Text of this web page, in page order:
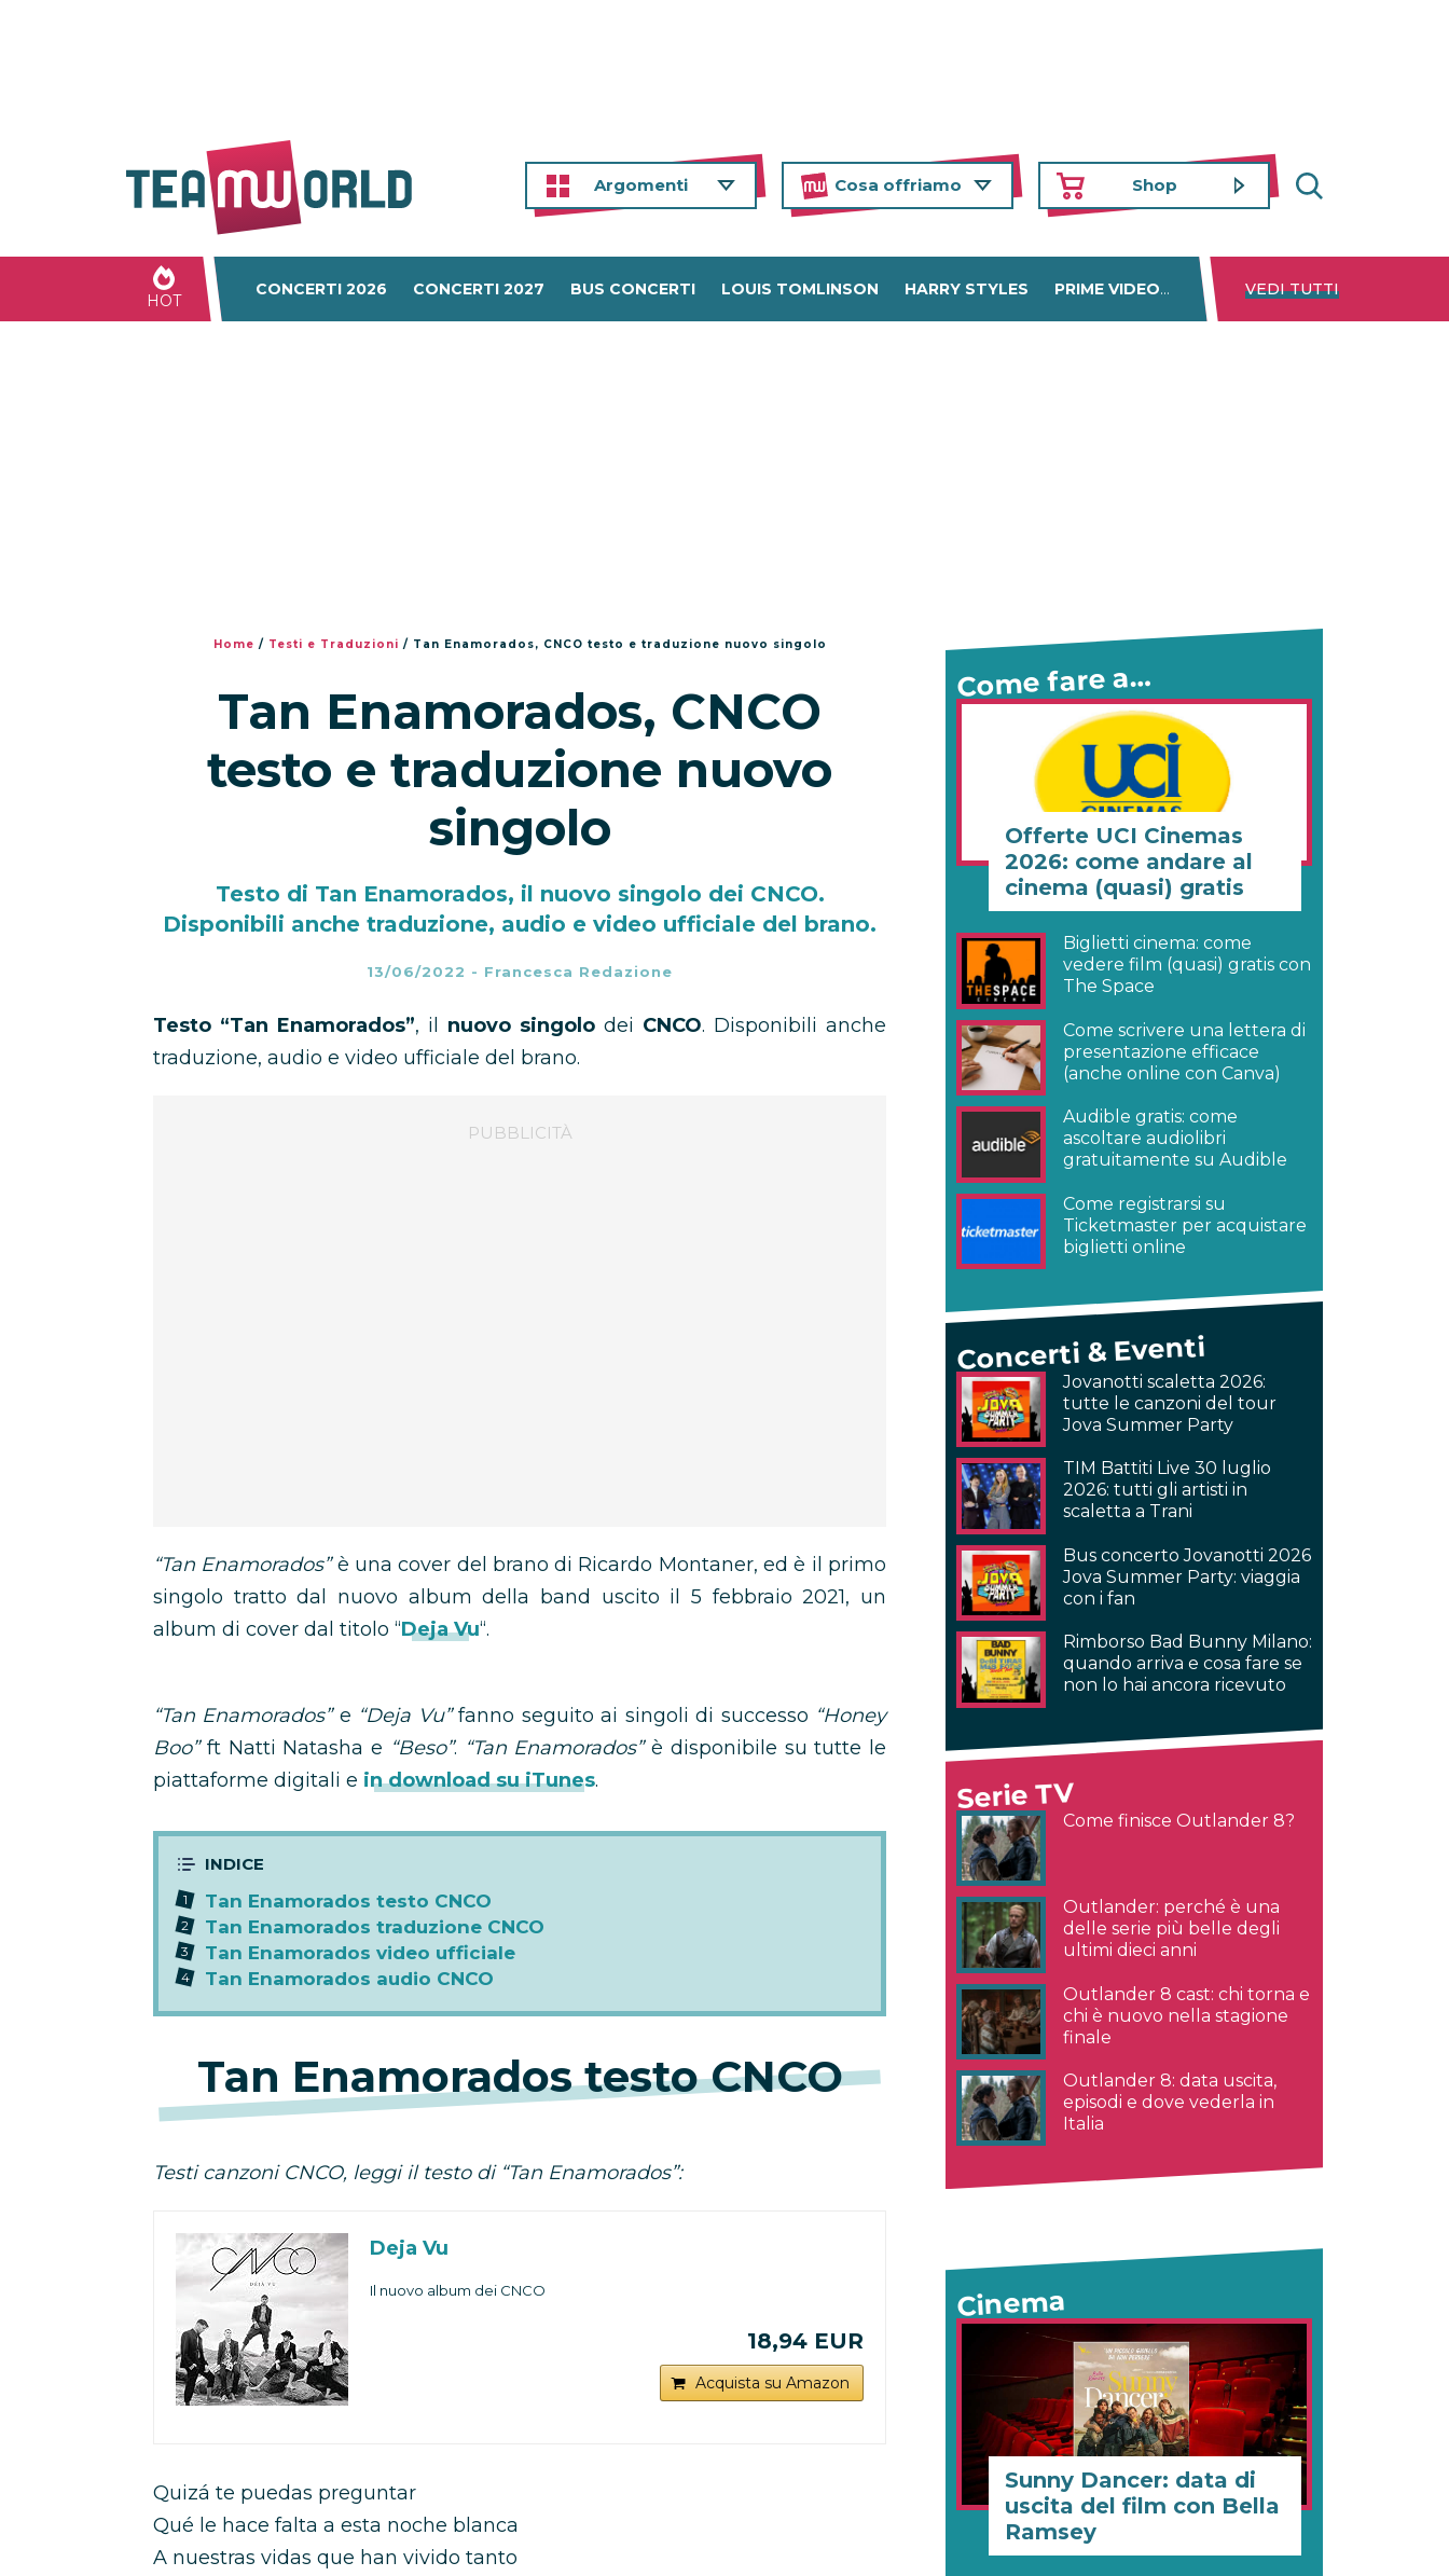
Argomenti Cosa offriamo Shop
HOT
CONCERTI 2026 CONCERTI 2027 BUS CONCERTI LOUIS TOMLINSON HARRY STYLES PRIME VIDEO DISNEY+ NETFLIX
VEDI TUTTI
Home / Testi e Traduzioni / Tan Enamorados, CNCO testo e traduzione nuovo singolo
Tan Enamorados, CNCO
testo e traduzione nuovo
singolo
Testo di Tan Enamorados, il nuovo singolo dei CNCO.
Disponibili anche traduzione, audio e video ufficiale del brano.
13/06/2022 - Francesca Redazione
Testo “Tan Enamorados”, il nuovo singolo dei CNCO. Disponibili anche
traduzione, audio e video ufficiale del brano.
“Tan Enamorados”è una cover del brano di Ricardo Montaner, ed è il primo
singolo tratto dal nuovo album della band uscito il 5 febbraio 2021, un
album di cover dal titolo “Deja Vu“.
“Tan Enamorados”e “Deja Vu”fanno seguito ai singoli di successo “Honey
Boo”ft Natti Natasha e “Beso”. “Tan Enamorados”è disponibile su tutte le
piattaforme digitali e in download su iTunes.
Tan Enamorados testo CNCO
Tan Enamorados traduzione CNCO
Tan Enamorados video ufficiale
Tan Enamorados audio CNCO
Tan Enamorados testo CNCO
Testi canzoni CNCO, leggi il testo di “Tan Enamorados”:
Deja Vu
Il nuovo album dei CNCO
18,94 EUR
Acquista su Amazon
Quizá te puedas preguntar
Qué le hace falta a esta noche blanca
A nuestras vidas que han vivido tanto
Come fare a…
Offerte UCI Cinemas
2026: come andare al
cinema (quasi) gratis
Biglietti cinema: come
vedere film (quasi) gratis con
The Space
Come scrivere una lettera di
presentazione efficace
(anche online con Canva)
Audible gratis: come
ascoltare audiolibri
gratuitamente su Audible
Come registrarsi su
Ticketmaster per acquistare
biglietti online
Concerti & Eventi
Jovanotti scaletta 2026:
tutte le canzoni del tour
Jova Summer Party
TIM Battiti Live 30 luglio
2026: tutti gli artisti in
scaletta a Trani
Bus concerto Jovanotti 2026
Jova Summer Party: viaggia
con i fan
Rimborso Bad Bunny Milano:
quando arriva e cosa fare se
non lo hai ancora ricevuto
Serie TV
Come finisce Outlander 8?
Outlander: perché è una
delle serie più belle degli
ultimi dieci anni
Outlander 8 cast: chi torna e
chi è nuovo nella stagione
finale
Outlander 8: data uscita,
episodi e dove vederla in
Italia
Cinema
Sunny Dancer: data di
uscita del film con Bella
Ramsey